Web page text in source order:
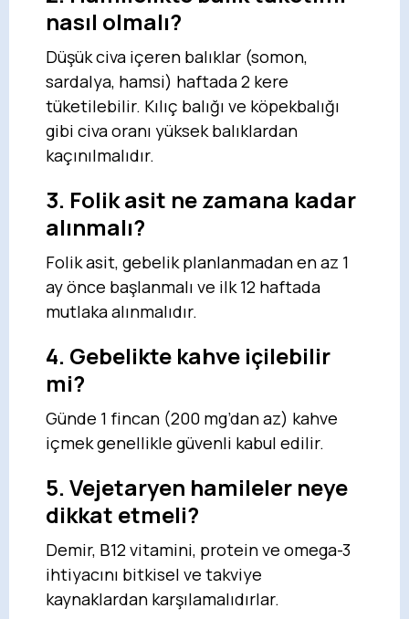
nasıl olmalı?
Düşük civa içeren balıklar (somon,
sardalya, hamsi) haftada 2 kere
tüketilebilir. Kılıç balığı ve köpekbalığı
gibi civa oranı yüksek balıklardan
kaçınılmalıdır.
3. Folik asit ne zamana kadar
alınmalı?
Folik asit, gebelik planlanmadan en az 1
ay önce başlanmalı ve ilk 12 haftada
mutlaka alınmalıdır.
4. Gebelikte kahve içilebilir
mi?
Günde 1 fincan (200 mg’dan az) kahve
içmek genellikle güvenli kabul edilir.
5. Vejetaryen hamileler neye
dikkat etmeli?
Demir, B12 vitamini, protein ve omega-3
ihtiyacını bitkisel ve takviye
kaynaklardan karşılamalıdırlar.